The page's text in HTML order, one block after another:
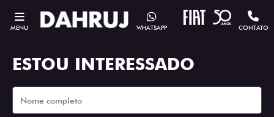
MENU CONTATO
WHATSAPP
ESTOU INTERESSADO